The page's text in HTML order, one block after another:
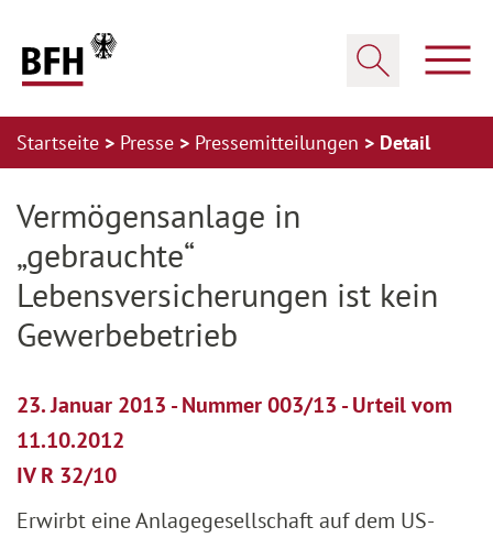
Startseite Presse Pressemitteilungen Detail
Vermögensanlage in
„gebrauchte“
Lebensversicherungen ist kein
Gewerbebetrieb
23. Januar 2013 - Nummer 003/13 - Urteil vom
11.10.2012
IV R 32/10
Erwirbt eine Anlagegesellschaft auf dem US-